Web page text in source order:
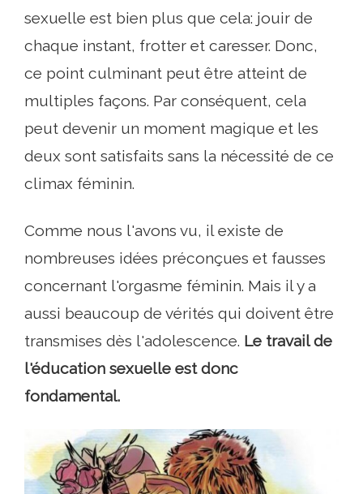
sexuelle est bien plus que cela: jouir de
chaque instant, frotter et caresser. Donc,
ce point culminant peut être atteint de
multiples façons. Par conséquent, cela
peut devenir un moment magique et les
deux sont satisfaits sans la nécessité de ce
climax féminin.
Comme nous l'avons vu, il existe de
nombreuses idées préconçues et fausses
concernant l'orgasme féminin. Mais il y a
aussi beaucoup de vérités qui doivent être
transmises dès l'adolescence. Le travail de
l'éducation sexuelle est donc
fondamental.